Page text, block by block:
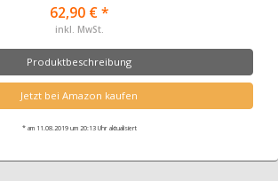
62,90 € *
inkl. MwSt.
Produktbeschreibung
Jetzt bei Amazon kaufen
* am 11.08.2019 um 20:13 Uhr aktualisiert